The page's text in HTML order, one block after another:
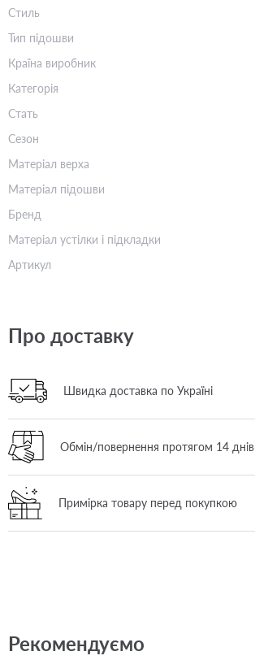
Стиль
Тип підошви
Країна виробник
Категорія
Стать
Сезон
Матеріал верха
Матеріал підошви
Бренд
Матеріал устілки і підкладки
Артикул
Про доставку
Швидка доставка по Україні
Обмін/повернення протягом 14 днів
Примірка товару перед покупкою
Рекомендуємо